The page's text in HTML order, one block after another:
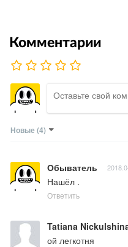
Комментарии
Новые (4)
Обыватель
Нашёл .
Ответить
Tatiana
ой легкотня